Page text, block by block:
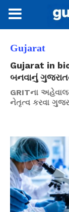
Gujarat
Gujarat in
બનવાનું
GRITના
નેતૃત્વ કરવા